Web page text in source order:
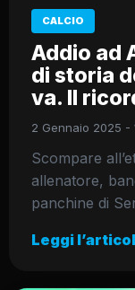
CALCIO
Addio ad
di storia
va. Il
2 Gennaio 2025 -
Scompare
allenatore,
panchine di
Leggi